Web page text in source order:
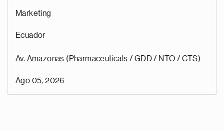
Marketing
Ecuador
Av. Amazonas (Pharmaceuticals / GDD / NTO / CTS)
Ago 05, 2026